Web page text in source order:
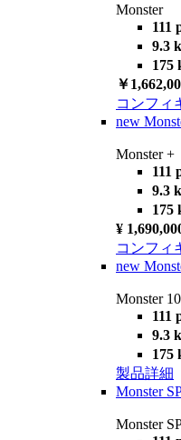
Monster
111
9.3
175
￥
コンフィ
new
Monster +
111
9.3
175
¥
コンフィ
new
Monster
111
9.3
175
製品詳細
Monster
Monster